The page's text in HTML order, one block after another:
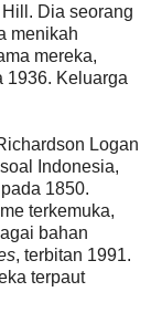
Dia seorang
menikah
mereka,
1936. Keluarga
Logan
Indonesia,
1850.
terkemuka,
bahan
, terbitan 1991.
terpaut